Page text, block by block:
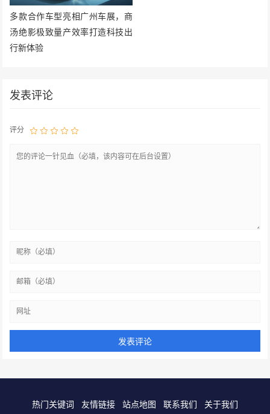
多款合作车型亮相广州车展，商
汤绝影极致量产效率打造科技出
行新体验
发表评论
评分
热门关键词 友情链接 站点地图 联系我们 关于我们